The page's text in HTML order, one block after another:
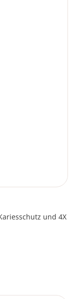
und 4X